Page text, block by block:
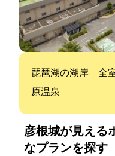
琵琶湖の湖岸 全
原温泉
彦根城が見える
なプランを探す